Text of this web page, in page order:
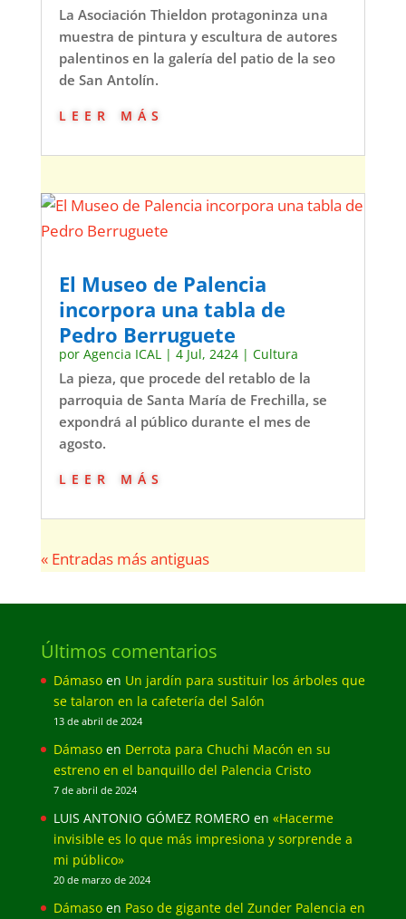
La Asociación Thieldon protagoninza una
muestra de pintura y escultura de autores
palentinos en la galería del patio de la seo
de San Antolín.
leer más
El Museo de Palencia
incorpora una tabla de
Pedro Berruguete
por Agencia ICAL | 4 Jul, 2424| Cultura
La pieza, que procede del retablo de la
parroquia de Santa María de Frechilla, se
expondrá al público durante el mes de
agosto.
leer más
« Entradas más antiguas
Últimos comentarios
Dámasoen Un jardín para sustituir los árboles que
se talaron en la cafetería del Salón
13 de abril de 2024
Dámasoen Derrota para Chuchi Macón en su
estreno en el banquillo del Palencia Cristo
7 de abril de 2024
LUIS ANTONIO GÓMEZ ROMERO en «Hacerme
invisible es lo que más impresiona y sorprende a
mi público»
20 de marzo de 2024
Dámasoen Paso de gigante del Zunder Palencia en